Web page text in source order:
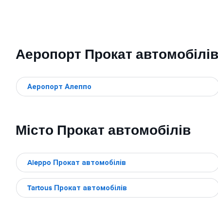
Аеропорт Прокат автомобілів
Аеропорт Алеппо
Місто Прокат автомобілів
Aleppo Прокат автомобілів
Tartous Прокат автомобілів